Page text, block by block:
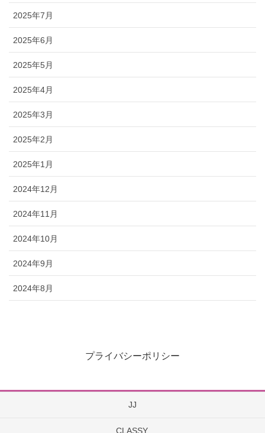
2025年7月
2025年6月
2025年5月
2025年4月
2025年3月
2025年2月
2025年1月
2024年12月
2024年11月
2024年10月
2024年9月
2024年8月
プライバシーポリシー
JJ
CLASSY.